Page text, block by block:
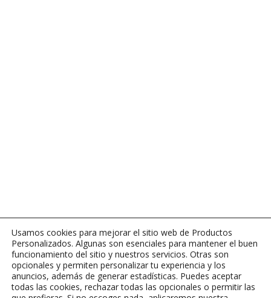
Usamos cookies para mejorar el sitio web de Productos
Personalizados. Algunas son esenciales para mantener el buen
funcionamiento del sitio y nuestros servicios. Otras son
opcionales y permiten personalizar tu experiencia y los
anuncios, además de generar estadísticas. Puedes aceptar
todas las cookies, rechazar todas las opcionales o permitir las